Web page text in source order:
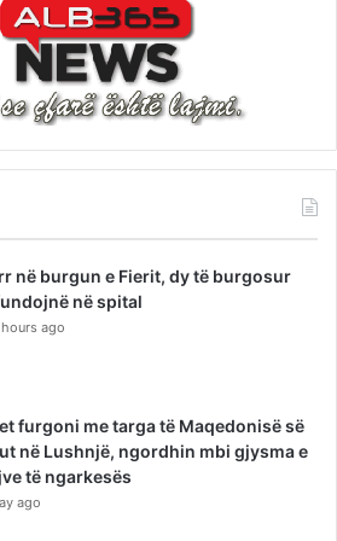
në burgun e Fierit, dy të burgosur
furgoni me targa të Maqedonisë së
në Lushnjë, ngordhin mbi gjysma e